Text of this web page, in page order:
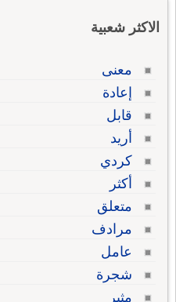
الاكثر شعبية
معنى
إعادة
قابل
أريد
كردي
أكثر
متعلق
مرادف
عامل
شجرة
مثير